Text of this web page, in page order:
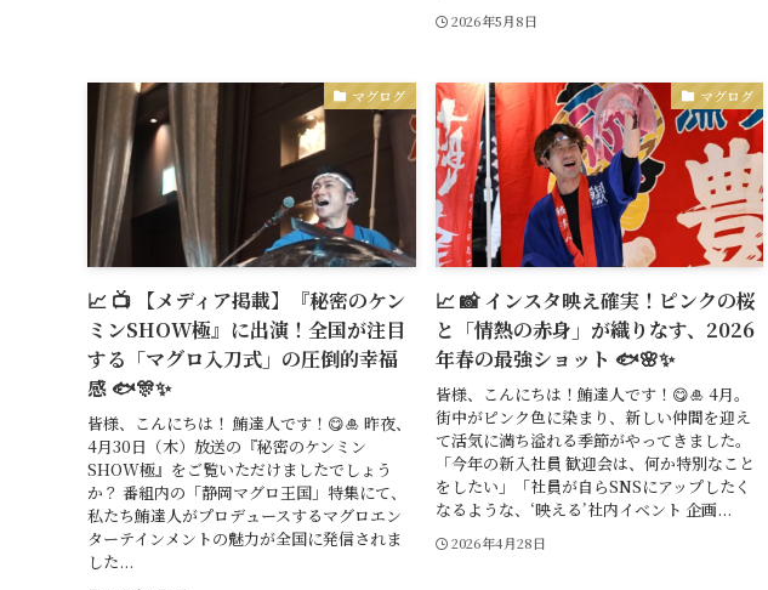
2026年5月8日
マグログ
📈 📺 【メディア掲載】『秘密のケン
ミンSHOW極』に出演！全国が注目
する「マグロ入刀式」の圧倒的幸福
感 🐟🎊✨
皆様、こんにちは！ 鮪達人です！😋🎍 昨夜、
4月30日（木）放送の『秘密のケンミン
SHOW極』をご覧いただけましたでしょう
か？ 番組内の「静岡マグロ王国」特集にて、
私たち鮪達人がプロデュースするマグロエン
ターテインメントの魅力が全国に発信されま
した...
マグログ
📈 📸 インスタ映え確実！ピンクの桜
と「情熱の赤身」が織りなす、2026
年春の最強ショット 🐟🌸✨
皆様、こんにちは！鮪達人です！😋🎍 4月。
街中がピンク色に染まり、新しい仲間を迎え
て活気に満ち溢れる季節がやってきました。
「今年の新入社員 歓迎会は、何か特別なこと
をしたい」「社員が自らSNSにアップしたく
なるような、‘映える’社内イベント 企画...
2026年4月28日